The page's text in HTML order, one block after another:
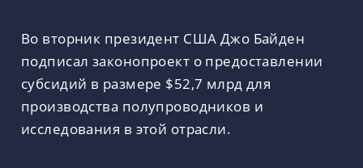
Во вторник президент США Джо Байден
подписал законопроект о предоставлении
субсидий в размере $52,7 млрд для
производства полупроводников и
исследования в этой отрасли.